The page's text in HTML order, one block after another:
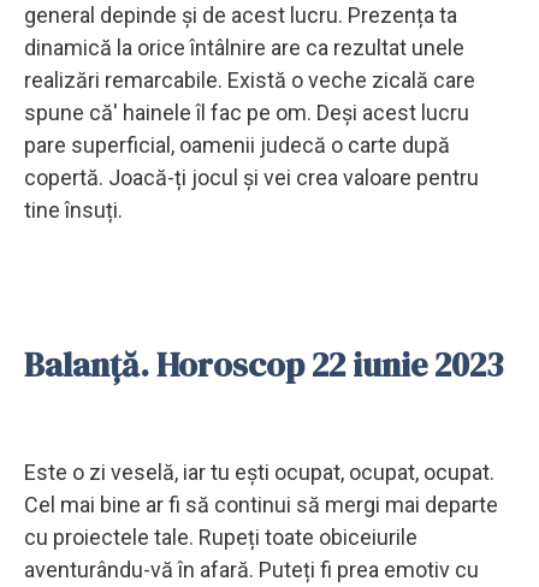
general depinde și de acest lucru. Prezența ta
dinamică la orice întâlnire are ca rezultat unele
realizări remarcabile. Există o veche zicală care
spune că' hainele îl fac pe om. Deși acest lucru
pare superficial, oamenii judecă o carte după
copertă. Joacă-ți jocul și vei crea valoare pentru
tine însuți.
Balanță. Horoscop 22 iunie 2023
Este o zi veselă, iar tu ești ocupat, ocupat, ocupat.
Cel mai bine ar fi să continui să mergi mai departe
cu proiectele tale. Rupeți toate obiceiurile
aventurându-vă în afară. Puteți fi prea emotiv cu